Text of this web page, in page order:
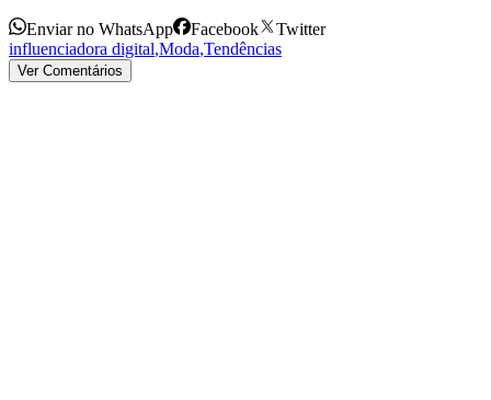
Enviar no WhatsApp Facebook
Twitter
influenciadora digital,Moda,Tendências
Ver Comentários